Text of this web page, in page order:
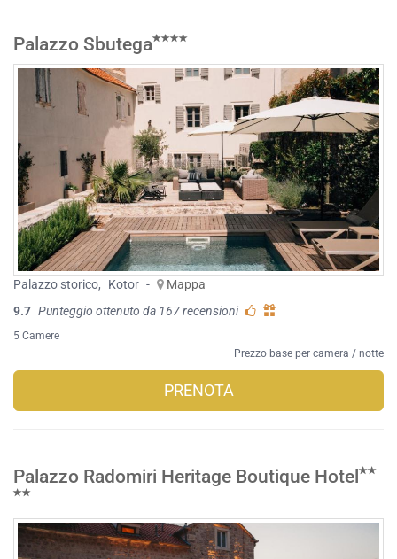
Palazzo Sbutega
Palazzo storico, Kotor -
Mappa
9.7 Punteggio ottenuto da 167 recensioni
5 Camere
Prezzo base per camera / notte
PRENOTA
Palazzo Radomiri Heritage Boutique Hotel